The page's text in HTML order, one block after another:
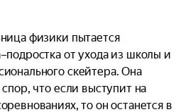
физики пытается
от ухода из школы и
скейтера. Она
что если выступит на
то он останется в